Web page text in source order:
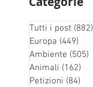
Tutti i post (882)
Europa (449)
Ambiente (505)
Animali (162)
Petizioni (84)